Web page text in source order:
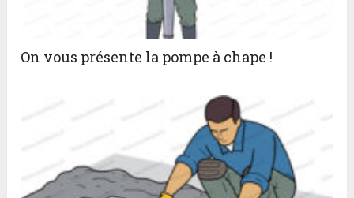
On vous présente la pompe à chape !